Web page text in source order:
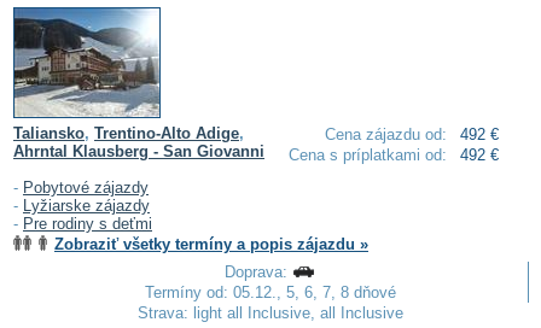
Cena zájazdu od:
492 €
Cena s príplatkami od:
492 €
Taliansko, Trentino-Alto Adige,
Ahrntal Klausberg - San Giovanni
- Pobytové zájazdy
- Lyžiarske zájazdy
- Pre rodiny s deťmi
Zobraziť všetky termíny a popis zájazdu »
Doprava:
Termíny od: 05.12., 5, 6, 7, 8 dňové
Strava: light all Inclusive, all Inclusive